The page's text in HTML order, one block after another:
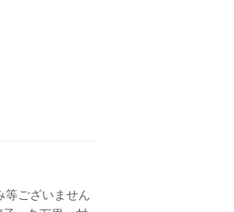
ございません